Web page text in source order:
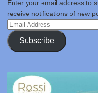
Enter your email address to
receive notifications of new
Email
Address
Subscribe